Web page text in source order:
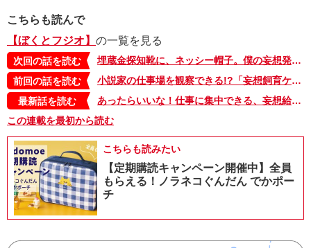
こちらも読んで
【ぼくとフジオ】 の一覧を見る
次回の話を読む
埋蔵金探知靴に、ネッシー帽子。僕の妄想発明品【ぼくとフジオ・24】
前回の話を読む
小説家の仕事場を観察できる!?「妄想飼育ケース」【ぼくとフジオ・22】
最新話を読む
あったらいいな！仕事に集中できる、妄想給水タンク【ぼくとフジオ】
この連載を最初から読む
こちらも読みたい
【定期購読キャンペーン開催中】全員
もらえる！ノラネコぐんだん でかポー
チ